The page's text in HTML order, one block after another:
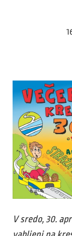
V sredo, 30.